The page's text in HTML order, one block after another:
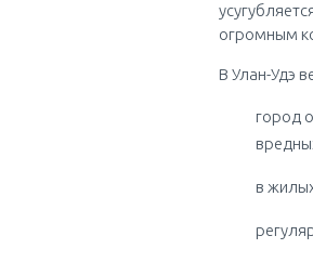
огромным
В Улан-Удэ
город
в